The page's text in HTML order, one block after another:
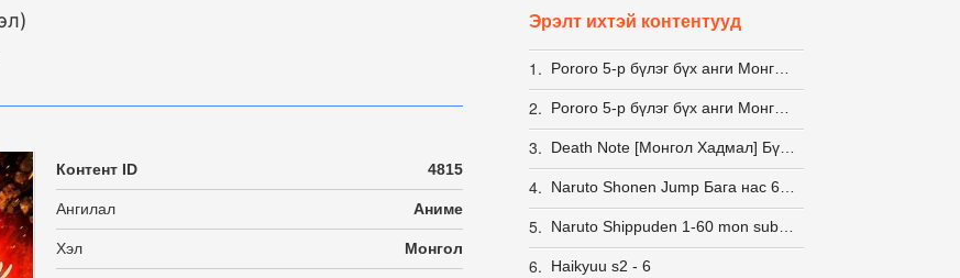
Контент ID 4815
Ангилал Аниме
Хэл Монгол
Эрэлт ихтэй контентууд
1.
2.
3.
4.
5.
6. Haikyuu s2 - 6